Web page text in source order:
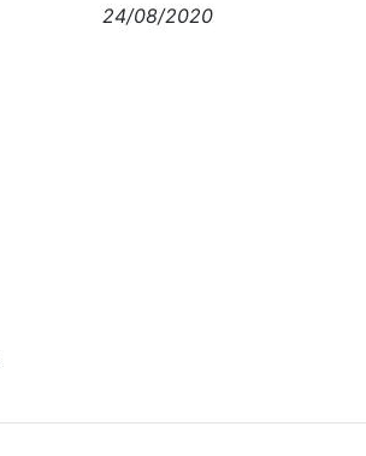
24/08/2020